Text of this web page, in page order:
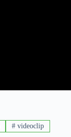
# videoclip